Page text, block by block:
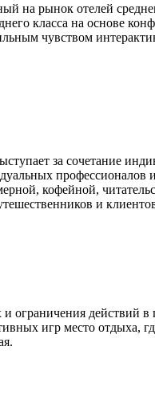
на рынок отелей
класса на основе
чувством
за сочетание
профессионалов
кофейной,
и
ограничения
игр место отдыха,